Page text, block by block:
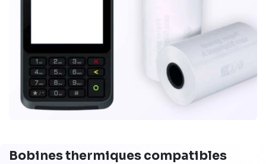
Bobines thermiques compatibles